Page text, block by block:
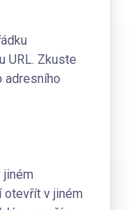
URL. Zkuste
adresního
otevřít v jiném